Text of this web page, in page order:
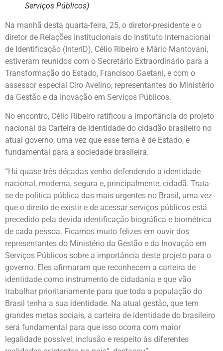
Serviços Públicos)
Na manhã desta quarta-feira, 25, o diretor-presidente e o
diretor de Relações Institucionais do Instituto Internacional
de Identificação (InterID), Célio Ribeiro e Mário Mantovani,
estiveram reunidos com o Secretário Extraordinário para a
Transformação do Estado, Francisco Gaetani, e com o
assessor especial Ciro Avelino, representantes do Ministério
da Gestão e da Inovação em Serviços Públicos.
No encontro, Célio Ribeiro ratificou a importância do projeto
nacional da Carteira de Identidade do cidadão brasileiro no
atual governo, uma vez que esse tema é de Estado, e
fundamental para a sociedade brasileira.
“Há quase três décadas venho defendendo a identidade
nacional, moderna, segura e, principalmente, cidadã. Trata-
se de política pública das mais urgentes no Brasil, uma vez
que o direito de existir e de acessar serviços públicos está
precedido pela devida identificação biográfica e biométrica
de cada pessoa. Ficamos muito felizes em ouvir dos
representantes do Ministério da Gestão e da Inovação em
Serviços Públicos sobre a importância deste projeto para o
governo. Eles afirmaram que reconhecem a carteira de
identidade como instrumento de cidadania e que vão
trabalhar prioritariamente para que toda a população do
Brasil tenha a sua identidade. Na atual gestão, que tem
grandes metas sociais, a carteira de identidade do brasileiro
será fundamental para que isso ocorra com maior
legalidade possível, inclusão e respeito às diferentes